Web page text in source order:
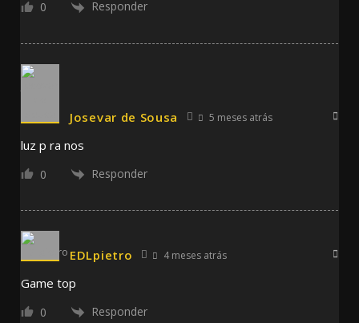
0 Responder
Josevar de Sousa 5 meses atrás
luz p ra nos
0 Responder
EDLpietro 4 meses atrás
Game top
0 Responder